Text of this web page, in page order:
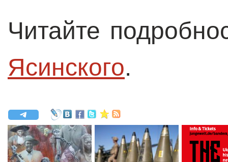
Читайте
Ясинского.